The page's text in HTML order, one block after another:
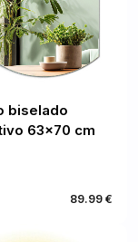
biselado
63x70 cm
89.99 €